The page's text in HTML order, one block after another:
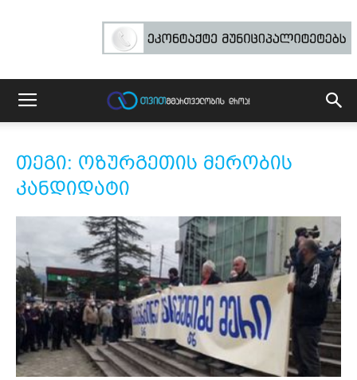
თეგი: ოზურგეთის მერობის
კანდიდატი